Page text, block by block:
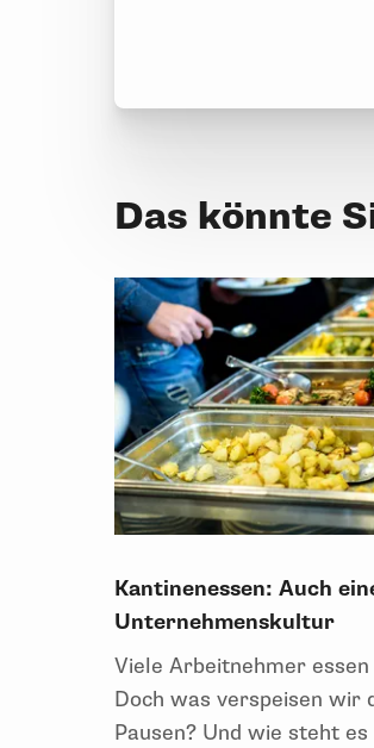
Das könnte
Kantinenessen: Auch
Unternehmenskultur
Viele Arbeitnehmer
Doch was verspeisen wir
Pausen? Und wie steht es